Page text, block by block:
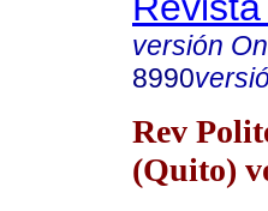
versión
8990
Rev
(Quito)